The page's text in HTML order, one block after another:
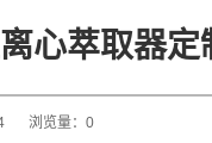
心萃取器定
浏览量： 0